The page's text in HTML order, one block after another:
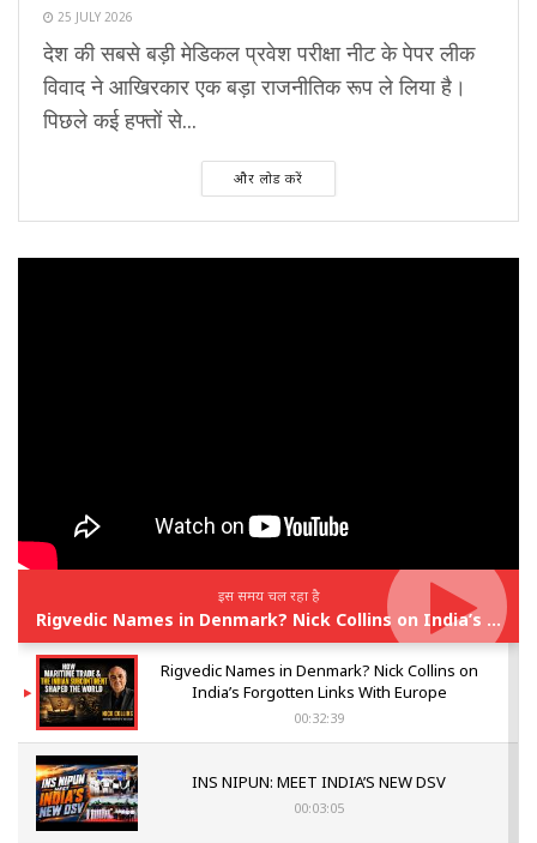
25 JULY 2026
देश की सबसे बड़ी मेडिकल प्रवेश परीक्षा नीट के पेपर लीक
विवाद ने आखिरकार एक बड़ा राजनीतिक रूप ले लिया है।
पिछले कई हफ्तों से...
और लोड करें
इस समय चल रहा है
Rigvedic Names in Denmark? Nick Collins on India’s Forgotten Links With Europe
Rigvedic Names in Denmark? Nick Collins on
India’s Forgotten Links With Europe
00:32:39
INS NIPUN: MEET INDIA’S NEW DSV
00:03:05